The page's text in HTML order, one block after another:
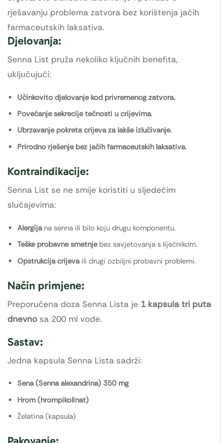
rješavanju problema zatvora bez korištenja jačih
farmaceutskih laksativa.
Djelovanja:
Senna List pruža nekoliko ključnih benefita,
uključujući:
Učinkovito djelovanje kod privremenog zatvora.
Povećanje sekrecije tečnosti u crijevima.
Ubrzavanje pokreta crijeva za lakše izlučivanje.
Prirodno rješenje bez jačih farmaceutskih laksativa.
Kontraindikacije:
Senna List se ne smije koristiti u sljedećim
slučajevima:
Alergijana senna ili bilo koju drugu komponentu.
Teške probavne smetnjebez savjetovanja s liječnikom.
Opstrukcija crijevaili drugi ozbiljni probavni problemi.
Način primjene:
Preporučena doza Senna Lista je 1 kapsula tri puta
dnevno sa 200 ml vode.
Sastav:
Jedna kapsula Senna Lista sadrži:
Sena (Senna alexandrina) 350 mg
Hrom (hrompikolinat)
Želatina (kapsula)